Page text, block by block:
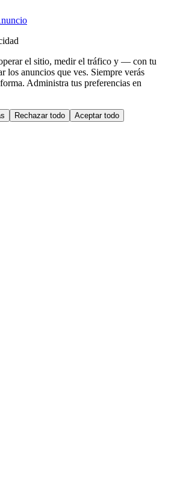
el sitio, medir el tráfico y — con tu
los anuncios que ves. Siempre verás
Administra tus preferencias en
Rechazar todo Aceptar todo